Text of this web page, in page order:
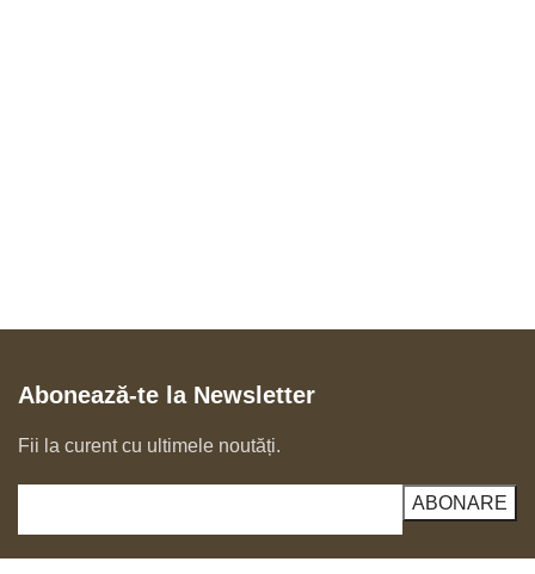
Abonează-te la Newsletter
Fii la curent cu ultimele noutăți.